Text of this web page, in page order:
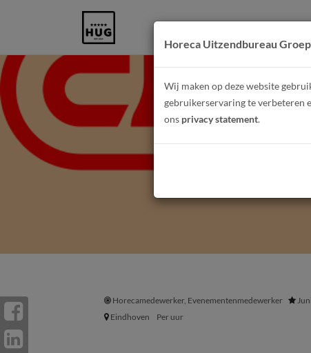
Horecamedewerker, Evenementenmedewerker
Eindhoven
Per uur
Horeca Uitzendbureau Groep
Wij maken op deze website
gebruikerservaring te verbeteren
ons privacy statement.